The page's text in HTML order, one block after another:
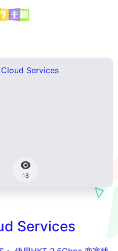
18
Services